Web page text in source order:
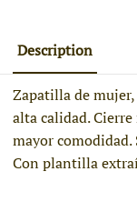
Description
Zapatilla de
alta calidad.
mayor
Con plantilla